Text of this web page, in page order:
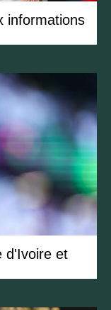
informations
d'Ivoire et